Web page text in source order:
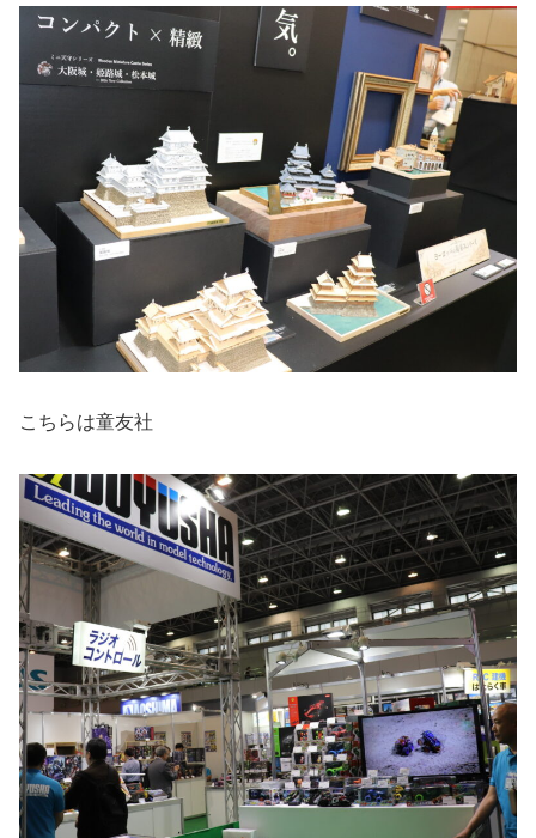
こちらは童友社